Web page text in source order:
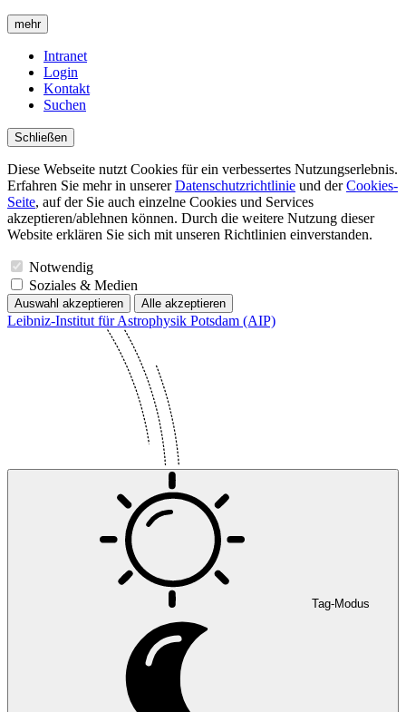
mehr
Intranet
Login
Kontakt
Suchen
Schließen
Diese Webseite nutzt Cookies für ein verbessertes Nutzungserlebnis.
Erfahren Sie mehr in unsererDatenschutzrichtlinie und derCookies-
Seite, auf der Sie auch einzelne Cookies und Services
akzeptieren/ablehnen können. Durch die weitere Nutzung dieser
Website erklären Sie sich mit unseren Richtlinien einverstanden.
Notwendig
Soziales & Medien
Auswahl akzeptieren Alle akzeptieren
Leibniz-Institut für Astrophysik Potsdam (AIP)
Tag-Modus